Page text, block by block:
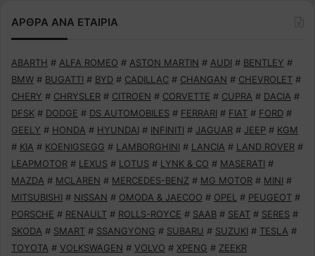
ΑΡΘΡΑ ΑΝΑ ΕΤΑΙΡΙΑ
ABARTH # ALFA ROMEO # ASTON MARTIN # AUDI # BENTLEY #
BMW # BUGATTI # BYD # CADILLAC # CHANGAN # CHEVROLET #
CHERY # CHRYSLER # CITROEN # CORVETTE # CUPRA # DACIA #
DFSK # DODGE # DS AUTOMOBILES # FERRARI # FIAT # FORD #
GEELY # HONDA # HYUNDAI # INFINITI # JAGUAR # JEEP # KGM
# KIA # KOENIGSEGG # LAMBORGHINI # LANCIA # LAND ROVER #
LEAPMOTOR # LEXUS # LOTUS # LYNK & CO # MASERATI #
MAZDA # MCLAREN # MERCEDES-BENZ # MG MOTOR # MINI #
MITSUBISHI # NISSAN # OMODA & JAECOO # OPEL # PEUGEOT #
PORSCHE # RENAULT # ROLLS-ROYCE # SAAB # SEAT # SERES #
SKODA # SMART # SSANGYONG # SUBARU # SUZUKI # TESLA #
TOYOTA # VOLKSWAGEN # VOLVO # XPENG # ZEEKR